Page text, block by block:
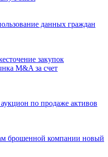
данных граждан
закупок
M&A за счет
по продаже активов
брошенной компании новый